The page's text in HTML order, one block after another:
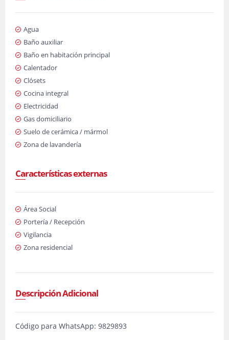
Agua
Baño auxiliar
Baño en habitación principal
Calentador
Clósets
Cocina integral
Electricidad
Gas domiciliario
Suelo de cerámica / mármol
Zona de lavandería
Características externas
Área Social
Portería / Recepción
Vigilancia
Zona residencial
Descripción Adicional
Código para WhatsApp: 9829893